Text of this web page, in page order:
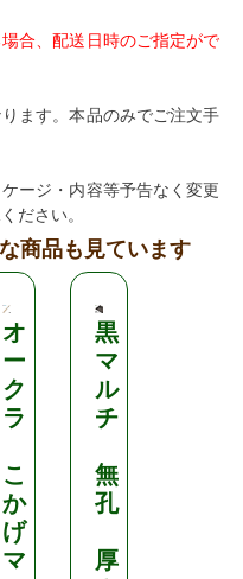
合、配送日時のご指定がで
ます。本品のみでご注文手
ージ・内容等予告なく変更
ださい。
商品も見ています
オ
ー
ク
ラ
こ
か
げ
マ
黒
マ
ル
チ
無
孔
厚